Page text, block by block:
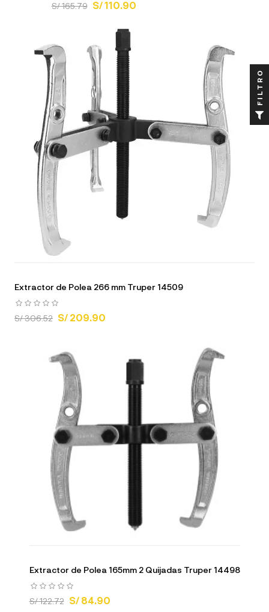
S/ 165.79 S/ 110.90
Extractor de Polea 266 mm Truper 14509
S/ 306.52 S/ 209.90
Extractor de Polea 165mm 2 Quijadas Truper 14498
S/ 122.72 S/ 84.90
FILTRO